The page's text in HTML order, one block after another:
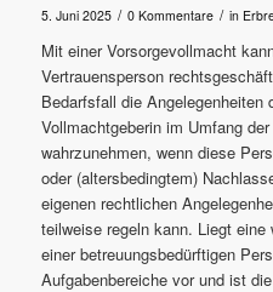
5. Juni 2025 / 0 Kommentare / in
Mit einer Vorsorgevollmacht
Vertrauensperson
Bedarfsfall die Angelegenheiten
Vollmachtgeberin im Umfang
wahrzunehmen, wenn diese
oder (altersbedingtem)
eigenen rechtlichen
teilweise regeln kann. Liegt
einer betreuungsbedürftigen
Aufgabenbereiche vor und ist